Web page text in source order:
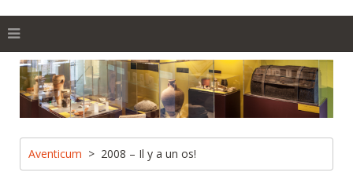
Aventicum 2008 – Il y a un os!